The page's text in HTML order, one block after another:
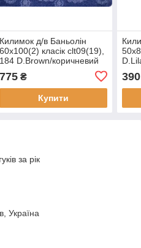
Килимок д/в Баньолін
60х100(2) класік clt09(19),
184 D.Brown/коричневий
775₴
Купити
390
за рік
Україна